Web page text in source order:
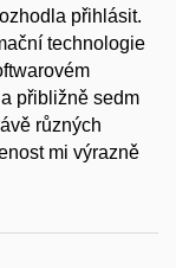
přihlásit.
technologie
přibližně sedm
různých
mi výrazně